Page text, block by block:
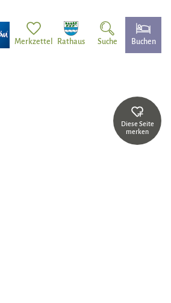
Merkzettel Rathaus Suche Buchen
Diese Seite
merken